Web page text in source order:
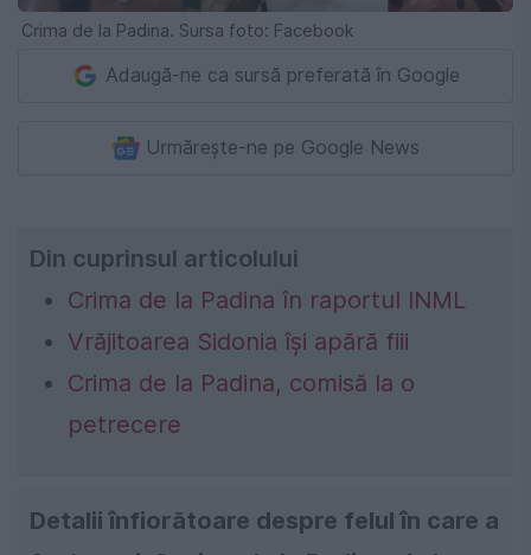
Crima de la Padina. Sursa foto: Facebook
Adaugă-ne ca sursă preferată în Google
Urmărește-ne pe Google News
Din cuprinsul articolului
Crima de la Padina în raportul INML
Vrăjitoarea Sidonia își apără fiii
Crima de la Padina, comisă la o
petrecere
Detalii înfiorătoare despre felul în care a